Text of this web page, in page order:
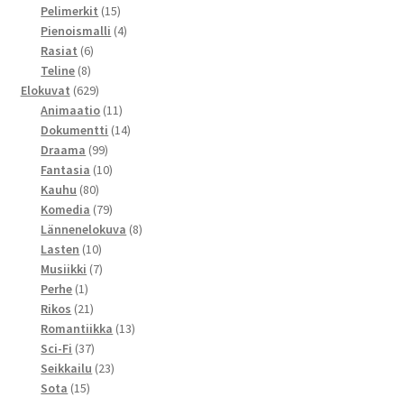
tuote
Pelimerkit 1515
tuotetta
Pienoismalli 44
Rasiat 66
tuotetta
Teline 88
tuotetta
Elokuvat 629629
tuotetta
Animaatio 1111
tuotetta
Dokumentti 1414
Draama 9999
tuotetta
Fantasia 1010
Kauhu 8080
tuotetta
Komedia 7979
tuotetta
Lännenelokuva 88
Lasten 1010
tuotetta
Musiikki 77
Perhe 11
tuote
Rikos 2121
tuotetta
Romantiikka 1313
Sci-Fi 3737
tuotetta
Seikkailu 2323
Sota 1515